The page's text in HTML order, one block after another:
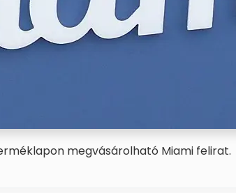
megvásárolható Miami felirat.